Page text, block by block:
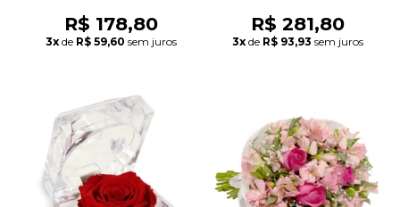
R$ 178,80
3x de R$ 59,60 sem juros
R$ 281,80
3x de R$ 93,93 sem juros